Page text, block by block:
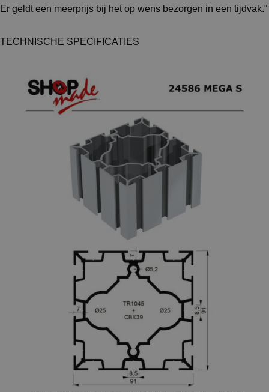
Er geldt een meerprijs bij het op wens bezorgen in een tijdvak.“
TECHNISCHE SPECIFICATIES